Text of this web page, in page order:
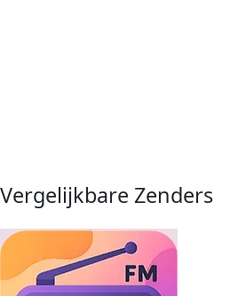
Vergelijkbare Zenders